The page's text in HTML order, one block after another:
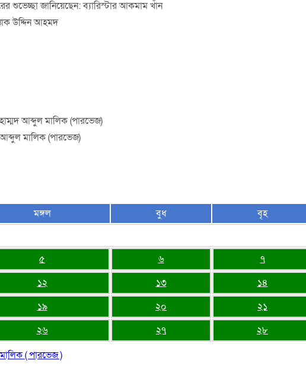
শুভেচ্ছা জানিয়েছেন: ব্যারিস্টার আকমাম খাঁন
উদ্দিন আহমদ
আব্দুল মালিক (পারভেজ)
মালিক (পারভেজ)
মঙ্গল বুধ বৃহ
৫ ৬ ৭
১২ ১৩ ১৪
১৯ ২০ ২১
২৬ ২৭ ২৮
( পারভেজ )